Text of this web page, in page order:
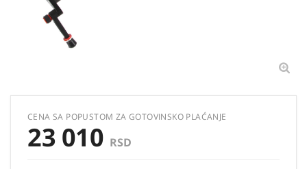
CENA SA POPUSTOM ZA GOTOVINSKO PLAĆANJE
23 010 RSD